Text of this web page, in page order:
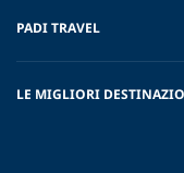
PADI TRAVEL
LE MIGLIORI